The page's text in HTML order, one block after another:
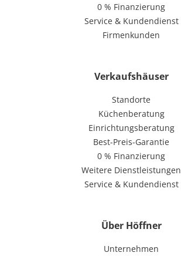
0 % Finanzierung
Service & Kundendienst
Firmenkunden
Verkaufshäuser
Standorte
Küchenberatung
Einrichtungsberatung
Best-Preis-Garantie
0 % Finanzierung
Weitere Dienstleistungen
Service & Kundendienst
Über Höffner
Unternehmen